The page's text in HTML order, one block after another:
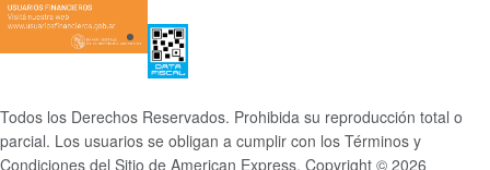
Todos los Derechos Reservados. Prohibida su reproducción total o
parcial. Los usuarios se obligan a cumplir con los Términos y
Condiciones del Sitio de American Express. Copyright © 2026